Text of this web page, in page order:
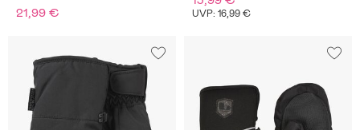
21,99 € UVP: 16,99 €